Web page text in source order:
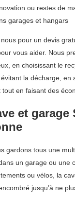
ou restes de
garages et hangars
pour un devis
vous aider. Nous
en choisissant le
la décharge, en
en faisant des
et garage
gardons tous une
un garage ou une
ou vélos, la
jusqu’à ne